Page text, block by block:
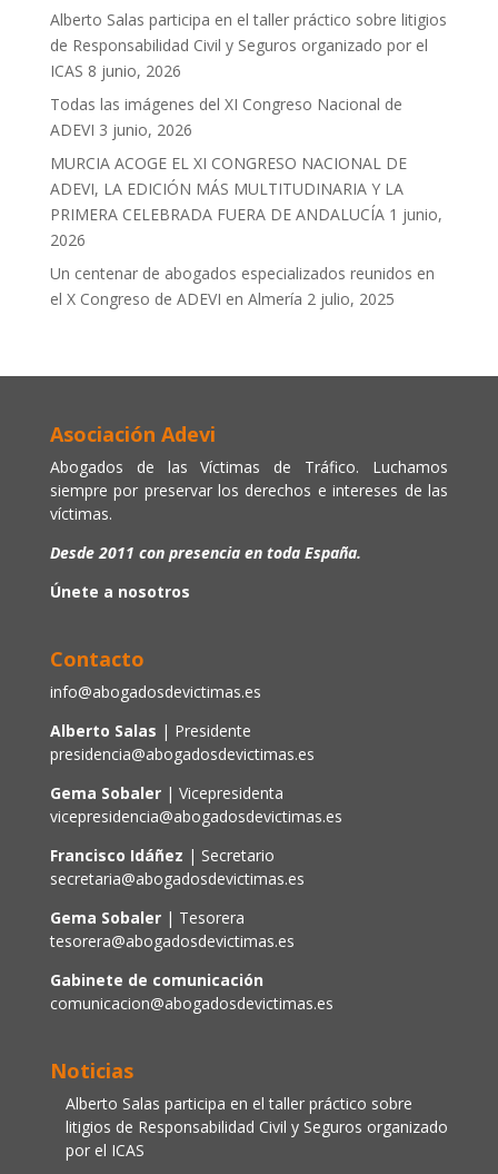
Alberto Salas participa en el taller práctico sobre litigios
de Responsabilidad Civil y Seguros organizado por el
ICAS 8 junio, 2026
Todas las imágenes del XI Congreso Nacional de
ADEVI 3 junio, 2026
MURCIA ACOGE EL XI CONGRESO NACIONAL DE
ADEVI, LA EDICIÓN MÁS MULTITUDINARIA Y LA
PRIMERA CELEBRADA FUERA DE ANDALUCÍA 1 junio,
2026
Un centenar de abogados especializados reunidos en
el X Congreso de ADEVI en Almería 2 julio, 2025
Asociación Adevi
Abogados de las Víctimas de Tráfico. Luchamos
siempre por preservar los derechos e intereses de las
víctimas.
Desde 2011 con presencia en toda España.
Únete a nosotros
Contacto
info@abogadosdevictimas.es
Alberto Salas | Presidente
presidencia@abogadosdevictimas.es
Gema Sobaler | Vicepresidenta
vicepresidencia@abogadosdevictimas.es
Francisco Idáñez | Secretario
secretaria@abogadosdevictimas.es
Gema Sobaler| Tesorera
tesorera@abogadosdevictimas.es
Gabinete de comunicación
comunicacion@abogadosdevictimas.es
Noticias
Alberto Salas participa en el taller práctico sobre
litigios de Responsabilidad Civil y Seguros organizado
por el ICAS